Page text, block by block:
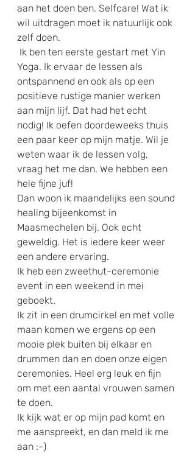
aan het doen ben. Selfcare! Wat ik
wil uitdragen moet ik natuurlijk ook
zelf doen.
Yoga. Ik ervaar de lessen als
ontspannend en ook als op een
positieve rustige manier werken
aan mijn lijf. Dat had het echt
nodig! Ik oefen doordeweeks thuis
een paar keer op mijn matje. Wil je
weten waar ik de lessen volg,
vraag het me dan. We hebben een
hele fijne juf!
Dan woon ik maandelijks een sound
healing bijeenkomst in
Maasmechelen bij. Ook echt
geweldig. Het is iedere keer weer
een andere ervaring.
Ik heb een zweethut-ceremonie
event in een weekend in mei
geboekt.
Ik zit in een drumcirkel en met volle
maan komen we ergens op een
mooie plek buiten bij elkaar en
drummen dan en doen onze eigen
ceremonies. Heel erg leuk en fijn
om met een aantal vrouwen samen
te doen.
Ik kijk wat er op mijn pad komt en
me aanspreekt, en dan meld ik me
aan :-)